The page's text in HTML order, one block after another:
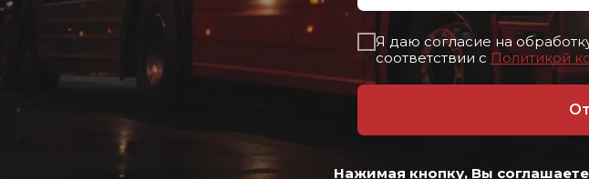
Я даю согласие на
соответствии с Политикой
Нажимая кнопку, Вы